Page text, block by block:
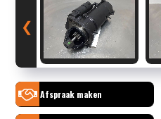
❮
Afspraak maken